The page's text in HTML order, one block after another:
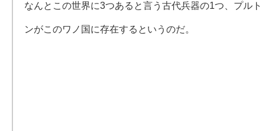
なんとこの世界に3つあると言う古代兵器の1つ、プルト
ンがこのワノ国に存在するというのだ。